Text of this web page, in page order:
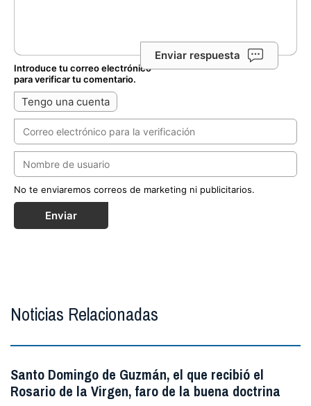
Enviar respuesta
Introduce tu correo electrónico
para verificar tu comentario.
Tengo una cuenta
No te enviaremos correos de marketing ni publicitarios.
Enviar
Noticias Relacionadas
Santo Domingo de Guzmán, el que recibió el
Rosario de la Virgen, faro de la buena doctrina